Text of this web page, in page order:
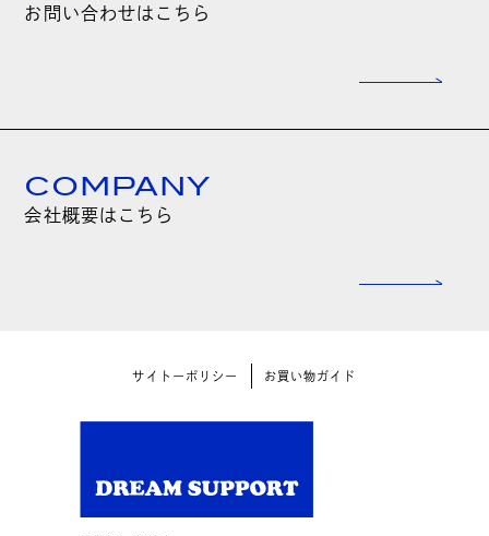
お問い合わせはこちら
COMPANY
会社概要はこちら
サイトーポリシー お買い物ガイド